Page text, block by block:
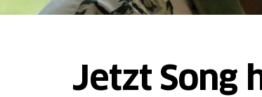
Jetzt Song